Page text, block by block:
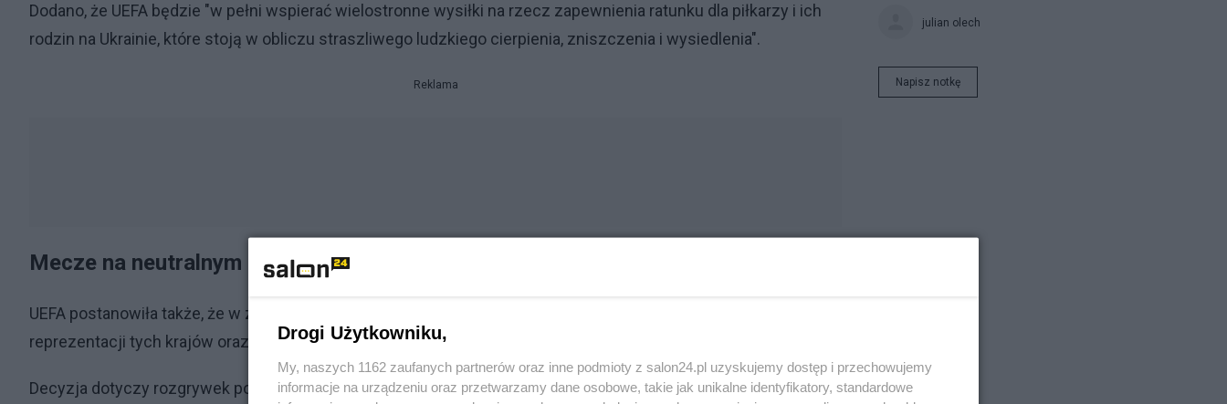
Dodano, że UEFA będzie "w pełni wspierać wielostronne wysiłki na rzecz zapewnienia ratunku dla piłkarzy i ich
rodzin na Ukrainie, które stoją w obliczu straszliwego ludzkiego cierpienia, zniszczenia i wysiedlenia".
Reklama
Mecze na neutralnym gruncie
UEFA postanowiła także, że w związku z agresją Rosji na Ukrainę międzynarodowe mecze z udziałem
reprezentacji tych krajów oraz tamtejszych klubów będą rozgrywane na neutralnym terenie.
Decyzja dotyczy rozgrywek pod egidą UEFA, czyli np. występującego obecnie w Lidze Europy Spartaka Moskwa.
julian olech
Napisz notkę
Drogi Użytkowniku,
My, naszych 1162 zaufanych partnerów oraz inne podmioty z salon24.pl uzyskujemy dostęp i przechowujemy
informacje na urządzeniu oraz przetwarzamy dane osobowe, takie jak unikalne identyfikatory, standardowe